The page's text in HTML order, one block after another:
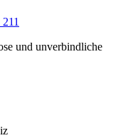
und unverbindliche